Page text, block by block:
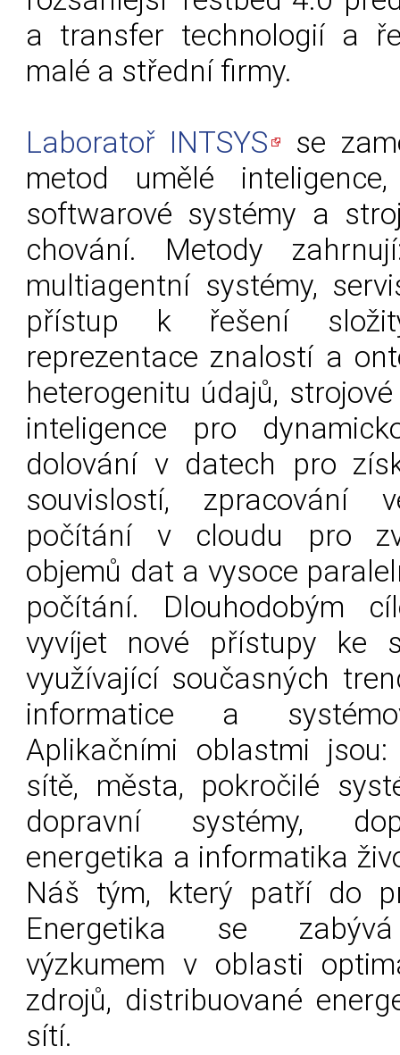
a transfer technologií a
malé a střední firmy.
Laboratoř INTSYS
se
metod umělé
softwarové systémy a
chování. Metody
multiagentní systémy,
přístup k řešení
reprezentace znalostí a
heterogenitu údajů,
inteligence pro
dolování v datech pro
souvislostí,
počítání v cloudu pro
objemů dat a vysoce
počítání. Dlouhodobým
vyvíjet nové přístupy ke
využívající současných
informatice a
Aplikačními oblastmi
sítě, města, pokročilé
dopravní systémy,
energetika a informatika
Náš tým, který patří do
Energetika se
výzkumem v oblasti
zdrojů, distribuované
sítí.